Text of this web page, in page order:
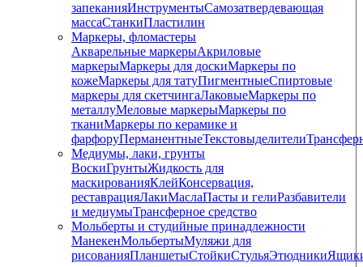
запеканияИнструментыСамозатвердевающая
массаСтанкиПластилин
Маркеры, фломастеры
Акварельные маркерыАкриловые
маркерыМаркеры для доскиМаркеры по
кожеМаркеры для татуПигментныеCпиртовые
маркеры для скетчингаЛаковыеМаркеры по
металлуМеловые маркерыМаркеры по
тканиМаркеры по керамике и
фарфоруПерманентныеТекстовыделители
Медиумы, лаки, грунты
ВоскиГрунтыЖидкость для
маскированияКлейКонсервация,
реставрацияЛакиМаслаПасты и гелиРазбавители
и медиумыТрансферное средство
Мольберты и студийные принадлежности
МанекенМольбертыМуляжи для
рисованияПланшетыСтойкиСтульяЭтюдники